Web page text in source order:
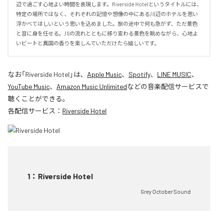
辺で過ごす心地よい時間を表現します。Riverside Hotelというタイトルには、
特定の場所ではなく、それぞれの記憶や想像の中にある川辺のホテルを思い
浮かべてほしいという思いを込めました。旅の途中で何も急がず、ただ景色
と音に身を任せる。川の流れとともに移り変わる景色を眺めながら、心地よ
いビートと異国の香りを楽しんでいただけたら嬉しいです。
なお「Riverside Hotel 」は、 Apple Music、 Spotify、 LINE MUSIC、
YouTube Music、 Amazon Music Unlimitedなどの音楽配信サービスで
聴くことができる。
各配信サービス： Riverside Hotel
1 ： Riverside Hotel
Grey October Sound